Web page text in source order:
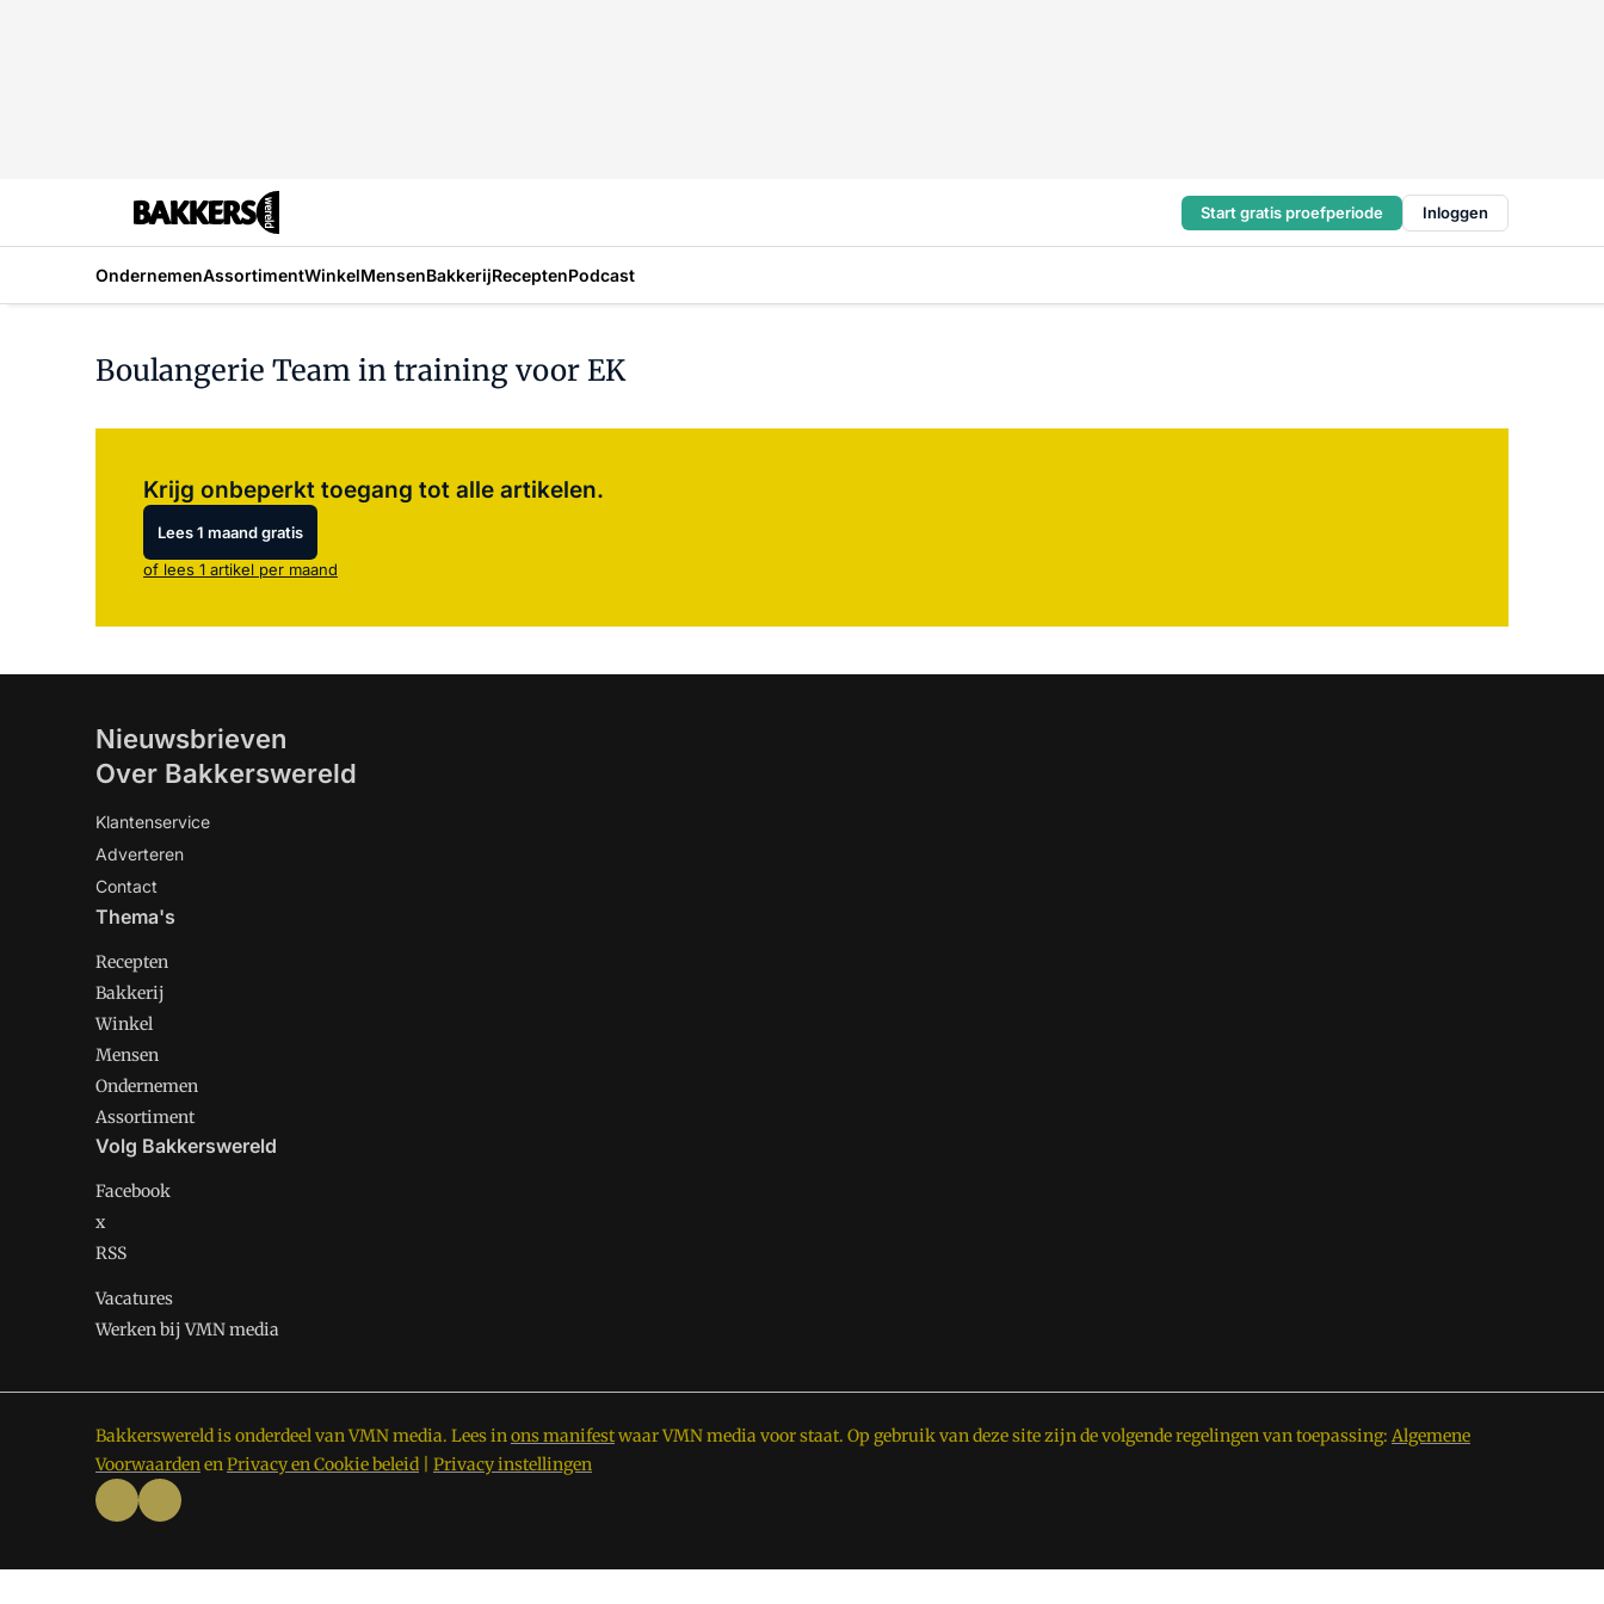
Start gratis proefperiode Inloggen
OndernemenAssortimentWinkelMensenBakkerijReceptenPodcast
Boulangerie Team in training voor EK
Krijg onbeperkt toegang tot alle artikelen.
Lees 1 maand gratis
of lees 1 artikel per maand
Nieuwsbrieven
Over Bakkerswereld
Klantenservice
Adverteren
Contact
Thema's
Recepten
Bakkerij
Winkel
Mensen
Ondernemen
Assortiment
Volg Bakkerswereld
Facebook
x
RSS
Vacatures
Werken bij VMN media
Bakkerswereld is onderdeel van VMN media. Lees inons manifestwaar VMN media voor staat. Op gebruik van deze site zijn de volgende regelingen van toepassing: Algemene
VoorwaardenenPrivacy en Cookie beleid Privacy instellingen